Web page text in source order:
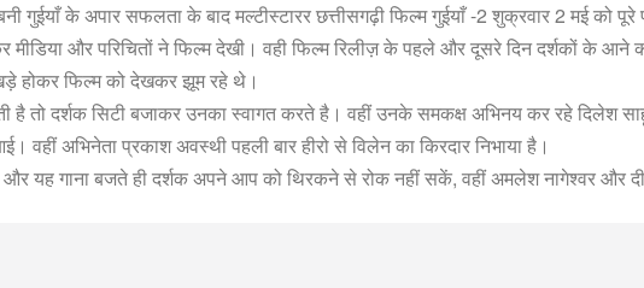
बनी गुईयाँ के अपार सफलता के बाद मल्टीस्टारर छत्तीसगढ़ी फिल्म गुईयाँ -2 शुक्रवार 2 मई
और परिचितों ने फिल्म देखी। वही फिल्म रिलीज़ के पहले और दूसरे दिन दर्शकों के
होकर फिल्म को देखकर झूम रहे थे।
है तो दर्शक सिटी बजाकर उनका स्वागत करते है। वहीं उनके समकक्ष अभिनय कर रहे दिलेश
अभिनेता प्रकाश अवस्थी पहली बार हीरो से विलेन का किरदार निभाया है।
और यह गाना बजते ही दर्शक अपने आप को थिरकने से रोक नहीं सकें, वहीं अमलेश नागेश्वर और